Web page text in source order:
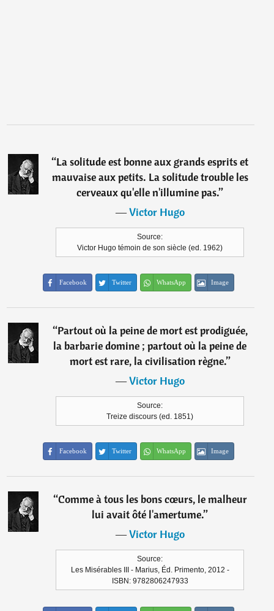
“La solitude est bonne aux grands esprits et
mauvaise aux petits. La solitude trouble les
cerveaux qu'elle n'illumine pas.”
―Victor Hugo
Source:
Victor Hugo témoin de son siècle (ed. 1962)
Facebook Twitter WhatsApp Image
“Partout où la peine de mort est prodiguée,
la barbarie domine ; partout où la peine de
mort est rare, la civilisation règne.”
―Victor Hugo
Source:
Treize discours (ed. 1851)
Facebook Twitter WhatsApp Image
“Comme à tous les bons cœurs, le malheur
lui avait ôté l'amertume.”
―Victor Hugo
Source:
Les Misérables III - Marius, Éd. Primento, 2012 -
ISBN: 9782806247933